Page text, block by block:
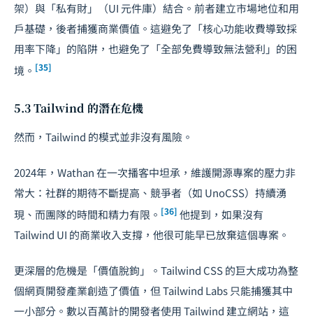
架）與「私有財」（UI 元件庫）結合。前者建立市場地位和用
戶基礎，後者捕獲商業價值。這避免了「核心功能收費導致採
用率下降」的陷阱，也避免了「全部免費導致無法營利」的困
境。 [35]
5.3 Tailwind 的潛在危機
然而，Tailwind 的模式並非沒有風險。
2024年，Wathan 在一次播客中坦承，維護開源專案的壓力非
常大：社群的期待不斷提高、競爭者（如 UnoCSS）持續湧
現、而團隊的時間和精力有限。 [36] 他提到，如果沒有
Tailwind UI 的商業收入支撐，他很可能早已放棄這個專案。
更深層的危機是「價值脫鉤」。Tailwind CSS 的巨大成功為整
個網頁開發產業創造了價值，但 Tailwind Labs 只能捕獲其中
一小部分。數以百萬計的開發者使用 Tailwind 建立網站，這